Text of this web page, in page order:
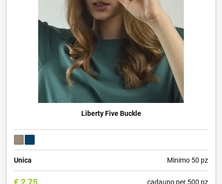
Liberty Five Buckle
Unica Minimo 50 pz
€ 2,75 cadauno per 500 pz